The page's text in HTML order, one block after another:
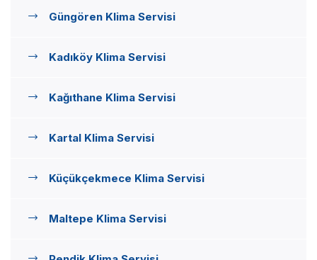
Güngören Klima Servisi
Kadıköy Klima Servisi
Kağıthane Klima Servisi
Kartal Klima Servisi
Küçükçekmece Klima Servisi
Maltepe Klima Servisi